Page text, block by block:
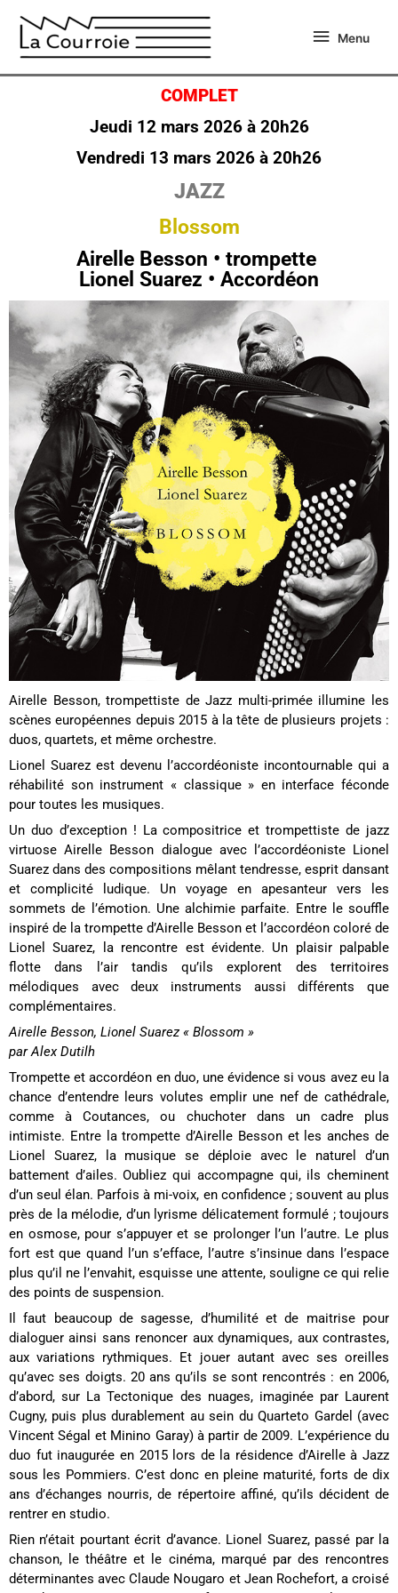
contenu
Menu
COMPLET
Jeudi 12 mars 2026 à 20h26
Vendredi 13 mars 2026 à 20h26
JAZZ
Blossom
Airelle Besson • trompette
Lionel Suarez • Accordéon
Airelle Besson, trompettiste de Jazz multi-primée illumine les
scènes européennes depuis 2015 à la tête de plusieurs projets :
duos, quartets, et même orchestre.
Lionel Suarez est devenu l’accordéoniste incontournable qui a
réhabilité son instrument « classique » en interface féconde
pour toutes les musiques.
Un duo d’exception ! La compositrice et trompettiste de jazz
virtuose Airelle Besson dialogue avec l’accordéoniste Lionel
Suarez dans des compositions mêlant tendresse, esprit dansant
et complicité ludique. Un voyage en apesanteur vers les
sommets de l’émotion. Une alchimie parfaite. Entre le souffle
inspiré de la trompette d’Airelle Besson et l’accordéon coloré de
Lionel Suarez, la rencontre est évidente. Un plaisir palpable
flotte dans l’air tandis qu’ils explorent des territoires
mélodiques avec deux instruments aussi différents que
complémentaires.
Airelle Besson, Lionel Suarez « Blossom »
par Alex Dutilh
Trompette et accordéon en duo, une évidence si vous avez eu la
chance d’entendre leurs volutes emplir une nef de cathédrale,
comme à Coutances, ou chuchoter dans un cadre plus
intimiste. Entre la trompette d’Airelle Besson et les anches de
Lionel Suarez, la musique se déploie avec le naturel d’un
battement d’ailes. Oubliez qui accompagne qui, ils cheminent
d’un seul élan. Parfois à mi-voix, en confidence ; souvent au plus
près de la mélodie, d’un lyrisme délicatement formulé ; toujours
en osmose, pour s’appuyer et se prolonger l’un l’autre. Le plus
fort est que quand l’un s’efface, l’autre s’insinue dans l’espace
plus qu’il ne l’envahit, esquisse une attente, souligne ce qui relie
des points de suspension.
Il faut beaucoup de sagesse, d’humilité et de maitrise pour
dialoguer ainsi sans renoncer aux dynamiques, aux contrastes,
aux variations rythmiques. Et jouer autant avec ses oreilles
qu’avec ses doigts. 20 ans qu’ils se sont rencontrés : en 2006,
d’abord, sur La Tectonique des nuages, imaginée par Laurent
Cugny, puis plus durablement au sein du Quarteto Gardel (avec
Vincent Ségal et Minino Garay) à partir de 2009. L’expérience du
duo fut inaugurée en 2015 lors de la résidence d’Airelle à Jazz
sous les Pommiers. C’est donc en pleine maturité, forts de dix
ans d’échanges nourris, de répertoire affiné, qu’ils décident de
rentrer en studio.
Rien n’était pourtant écrit d’avance. Lionel Suarez, passé par la
chanson, le théâtre et le cinéma, marqué par des rencontres
déterminantes avec Claude Nougaro et Jean Rochefort, a croisé